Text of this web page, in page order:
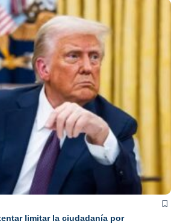
limitar la ciudadanía por